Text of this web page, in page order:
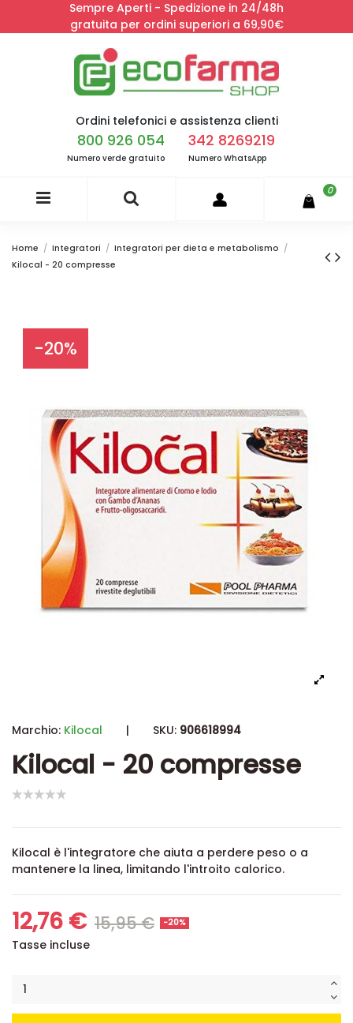
Sempre Aperti - Spedizione in 24/48h
gratuita per ordini superiori a 69,90€
Ordini telefonici e assistenza clienti
800 926 054
Numero verde gratuito
342 8269219
Numero WhatsApp
0
Home Integratori
Integratori per dieta e metabolismo
Kilocal - 20 compresse
-20%
Marchio: Kilocal | SKU: 906618994
Kilocal - 20 compresse
Kilocal è l'integratore che aiuta a perdere peso o a
mantenere la linea, limitando l'introito calorico.
12,76 € 15,95 € -20%
Tasse incluse